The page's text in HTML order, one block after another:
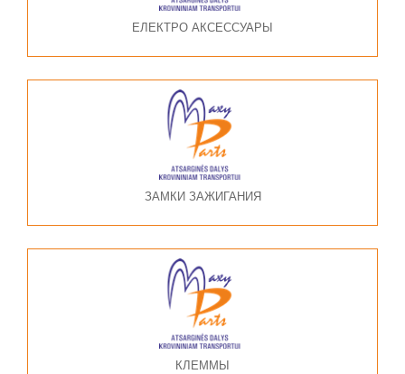
ЕЛЕКТРО АКСЕССУАРЫ
ЗАМКИ ЗАЖИГАНИЯ
КЛЕММЫ